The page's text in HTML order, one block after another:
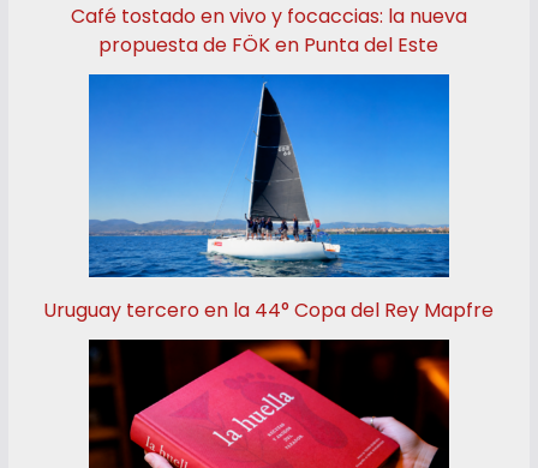
Café tostado en vivo y focaccias: la nueva
propuesta de FÖK en Punta del Este
Uruguay tercero en la 44° Copa del Rey Mapfre